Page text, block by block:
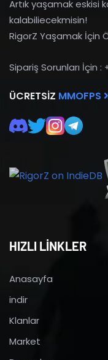
Artık yaşamak eskisi
kalabiliecekmisin!
RigorZ Yaşamak İçin
Sipariş Sorunları İçin
ÜCRETSIZ MMOFPS
HIZLI LİNKLER
Anasayfa
indir
Klanlar
Market